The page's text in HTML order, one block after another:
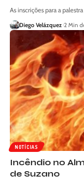
As inscrições para a
Diego Velázquez 2 Min
NOTÍCIAS
Incêndio no
de Suzano